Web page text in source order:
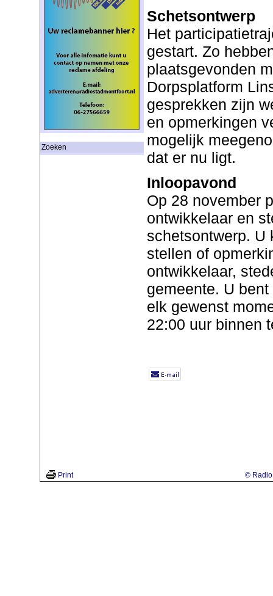
Zoeken
Schetsontwerp
Het
gestart. Zo
plaatsgevonden
Dorpsplatform
gesprekken zijn
en opmerkingen
mogelijk
dat er nu ligt.
Inloopavond
Op 28 november
ontwikkelaar en
schetsontwerp. U
stellen of
ontwikkelaar,
gemeente. U
elk gewenst
22:00 uur binnen
Print © Radio